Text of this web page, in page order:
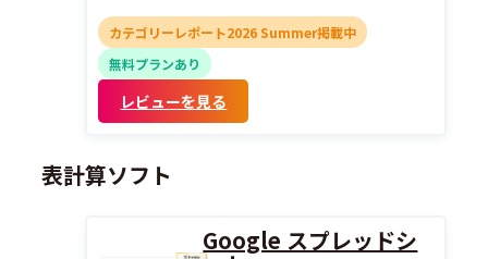
可能になります。
カテゴリーレポート2026 Summer掲載中
無料プランあり
レビューを見る
表計算ソフト
Google スプレッドシ